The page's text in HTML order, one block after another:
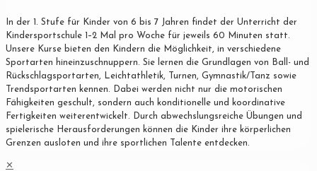
In der 1. Stufe für Kinder von 6 bis 7 Jahren findet der Unterricht der
Kindersportschule 1–2 Mal pro Woche für jeweils 60 Minuten statt.
Unsere Kurse bieten den Kindern die Möglichkeit, in verschiedene
Sportarten hineinzuschnuppern. Sie lernen die Grundlagen von Ball- und
Rückschlagsportarten, Leichtathletik, Turnen, Gymnastik/Tanz sowie
Trendsportarten kennen. Dabei werden nicht nur die motorischen
Fähigkeiten geschult, sondern auch konditionelle und koordinative
Fertigkeiten weiterentwickelt. Durch abwechslungsreiche Übungen und
spielerische Herausforderungen können die Kinder ihre körperlichen
Grenzen ausloten und ihre sportlichen Talente entdecken.
✕